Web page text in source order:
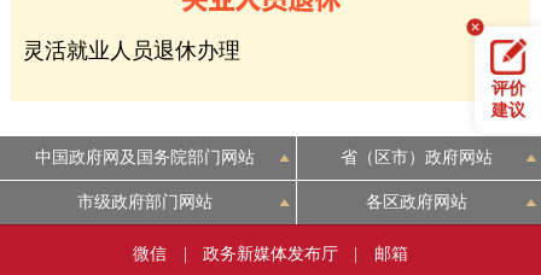
灵活就业人员退休办理
评价
建议
中国政府网及国务院部门网站 省（区市）政府网站
市级政府部门网站 各区政府网站
微信 政务新媒体发布厅 邮箱